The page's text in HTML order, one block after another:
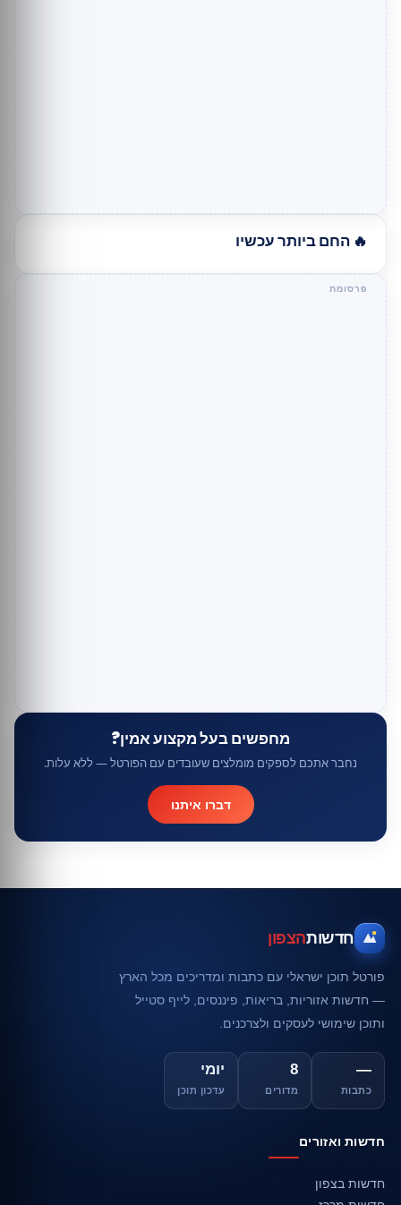
🔥 החם ביותר עכשיו
מחפשים בעל מקצוע אמין?
נחבר אתכם לספקים מומלצים שעובדים עם הפורטל — ללא עלות.
דברו איתנו
חדשותהצפון
פורטל תוכן ישראלי עם כתבות ומדריכים מכל הארץ
— חדשות אזוריות, בריאות, פיננסים, לייף סטייל
ותוכן שימושי לעסקים ולצרכנים.
—
כתבות
8
מדורים
יומי
עדכון תוכן
חדשות ואזורים
חדשות בצפון